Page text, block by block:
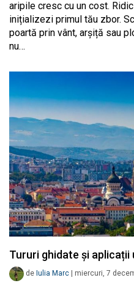
aripile cresc cu un cost.
inițializezi primul tău zbor.
poartă prin vânt, arșiță sau
nu…
Tururi ghidate și aplicații
de Iulia Marc miercuri, 7